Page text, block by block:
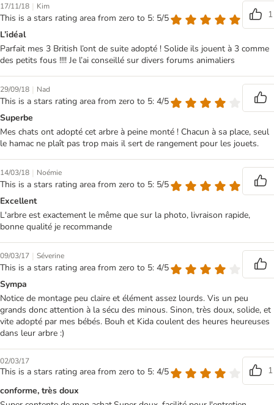
17/11/18 | Kim
This is a stars rating area from zero to 5: 5/5
1
L’idéal
Parfait mes 3 British l’ont de suite adopté ! Solide ils jouent à 3 comme
des petits fous !!!! Je l’ai conseillé sur divers forums animaliers
29/09/18 | Nad
This is a stars rating area from zero to 5: 4/5
Superbe
Mes chats ont adopté cet arbre à peine monté ! Chacun à sa place, seul
le hamac ne plaît pas trop mais il sert de rangement pour les jouets.
14/03/18 | Noémie
This is a stars rating area from zero to 5: 5/5
Excellent
L'arbre est exactement le même que sur la photo, livraison rapide,
bonne qualité je recommande
09/03/17 | Séverine
This is a stars rating area from zero to 5: 4/5
Sympa
Notice de montage peu claire et élément assez lourds. Vis un peu
grands donc attention à la sécu des minous. Sinon, très doux, solide, et
vite adopté par mes bébés. Bouh et Kida coulent des heures heureuses
dans leur arbre :)
02/03/17
This is a stars rating area from zero to 5: 4/5
1
conforme, très doux